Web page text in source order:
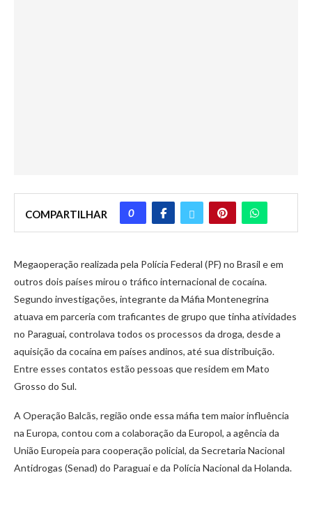
COMPARTILHAR 0
Megaoperação realizada pela Polícia Federal (PF) no Brasil e em
outros dois países mirou o tráfico internacional de cocaína.
Segundo investigações, integrante da Máfia Montenegrina
atuava em parceria com traficantes de grupo que tinha atividades
no Paraguai, controlava todos os processos da droga, desde a
aquisição da cocaína em países andinos, até sua distribuição.
Entre esses contatos estão pessoas que residem em Mato
Grosso do Sul.
A Operação Balcãs, região onde essa máfia tem maior influência
na Europa, contou com a colaboração da Europol, a agência da
União Europeia para cooperação policial, da Secretaria Nacional
Antidrogas (Senad) do Paraguai e da Polícia Nacional da Holanda.